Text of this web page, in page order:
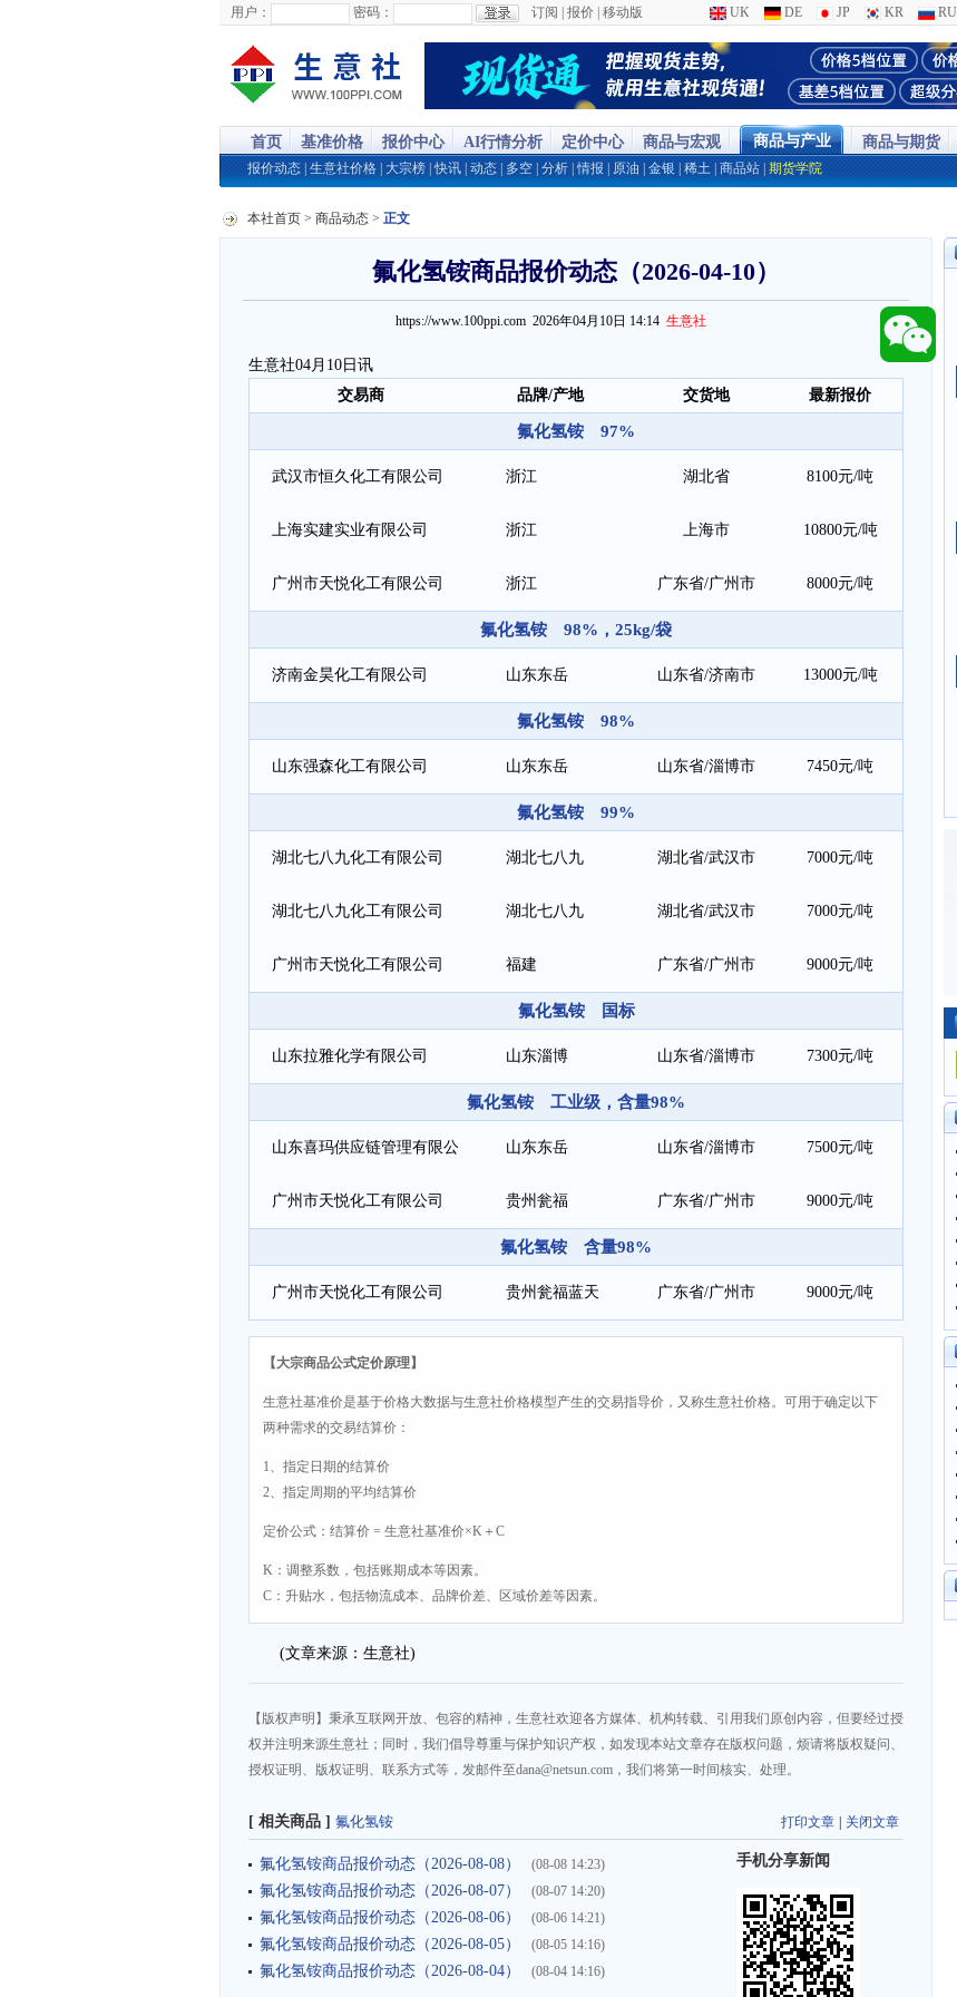
用户： 密码： 订阅 报价 移动版 UK DE JP KR RU
首页 基准价格 报价中心 AI行情分析 定价中心 商品与宏观 商品与产业 商品与期货
报价动态 生意社价格 大宗榜 |快讯 动态 多空 分析 |情报 原油 金银 稀土 商品站 期货学院
本社首页 > 商品动态 > 正文
氟化氢铵商品报价动态（2026-04-10）
https://www.100ppi.com 2026年04月10日 14:14 生意社
生意社04月10日讯
交易商
品牌/产地 交货地 最新报价
氟化氢铵 97%
武汉市恒久化工有限公司 浙江 湖北省 8100元/吨
上海实建实业有限公司 浙江 上海市 10800元/吨
广州市天悦化工有限公司 浙江 广东省/广州市 8000元/吨
氟化氢铵 98%，25kg/袋
济南金昊化工有限公司 山东东岳 山东省/济南市 13000元/吨
氟化氢铵 98%
山东强森化工有限公司 山东东岳 山东省/淄博市 7450元/吨
氟化氢铵 99%
湖北七八九化工有限公司 湖北七八九 湖北省/武汉市 7000元/吨
湖北七八九化工有限公司 湖北七八九 湖北省/武汉市 7000元/吨
广州市天悦化工有限公司 福建 广东省/广州市 9000元/吨
氟化氢铵 国标
山东拉雅化学有限公司 山东淄博 山东省/淄博市 7300元/吨
氟化氢铵 工业级，含量98%
山东喜玛供应链管理有限公
司
山东东岳 山东省/淄博市 7500元/吨
广州市天悦化工有限公司 贵州瓮福 广东省/广州市 9000元/吨
氟化氢铵 含量98%
广州市天悦化工有限公司 贵州瓮福蓝天 广东省/广州市 9000元/吨
【大宗商品公式定价原理】
生意社基准价是基于价格大数据与生意社价格模型产生的交易指导价，又称生意社价格。可用于确定以下
两种需求的交易结算价：
1、指定日期的结算价
2、指定周期的平均结算价
定价公式：结算价 = 生意社基准价×K＋C
K：调整系数，包括账期成本等因素。
C：升贴水，包括物流成本、品牌价差、区域价差等因素。
(文章来源：生意社)
【版权声明】秉承互联网开放、包容的精神，生意社欢迎各方媒体、机构转载、引用我们原创内容，但要经过授
权并注明来源生意社；同时，我们倡导尊重与保护知识产权，如发现本站文章存在版权问题，烦请将版权疑问、
授权证明、版权证明、联系方式等，发邮件至dana@netsun.com，我们将第一时间核实、处理。
打印文章 关闭文章
[ 相关商品 ] 氟化氢铵
氟化氢铵商品报价动态（2026-08-08） (08-08 14:23)
氟化氢铵商品报价动态（2026-08-07） (08-07 14:20)
氟化氢铵商品报价动态（2026-08-06） (08-06 14:21)
氟化氢铵商品报价动态（2026-08-05） (08-05 14:16)
氟化氢铵商品报价动态（2026-08-04） (08-04 14:16)
手机分享新闻